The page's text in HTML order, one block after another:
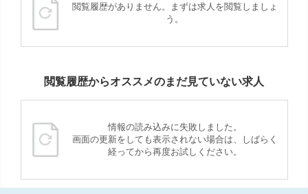
閲覧履歴がありません。まずは求人を閲覧しましょ
う。
閲覧履歴からオススメのまだ見ていない求人
情報の読み込みに失敗しました。
画面の更新をしても表示されない場合は、しばらく
経ってから再度お試しください。